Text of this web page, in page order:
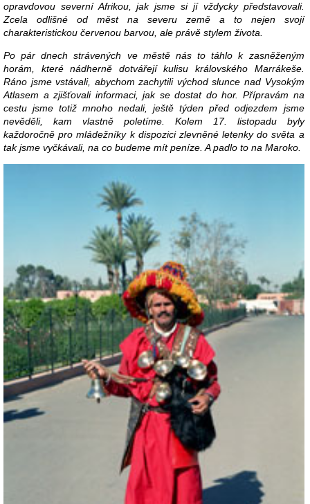
opravdovou severní Afrikou, jak jsme si jí vždycky představovali.
Zcela odlišné od měst na severu země a to nejen svojí
charakteristickou červenou barvou, ale právě stylem života.
Po pár dnech strávených ve městě nás to táhlo k zasněženým
horám, které nádherně dotvářejí kulisu královského Marrákeše.
Ráno jsme vstávali, abychom zachytili východ slunce nad Vysokým
Atlasem a zjišťovali informaci, jak se dostat do hor. Přípravám na
cestu jsme totiž mnoho nedali, ještě týden před odjezdem jsme
nevěděli, kam vlastně poletíme. Kolem 17. listopadu byly
každoročně pro mládežníky k dispozici zlevněné letenky do světa a
tak jsme vyčkávali, na co budeme mít peníze. A padlo to na Maroko.